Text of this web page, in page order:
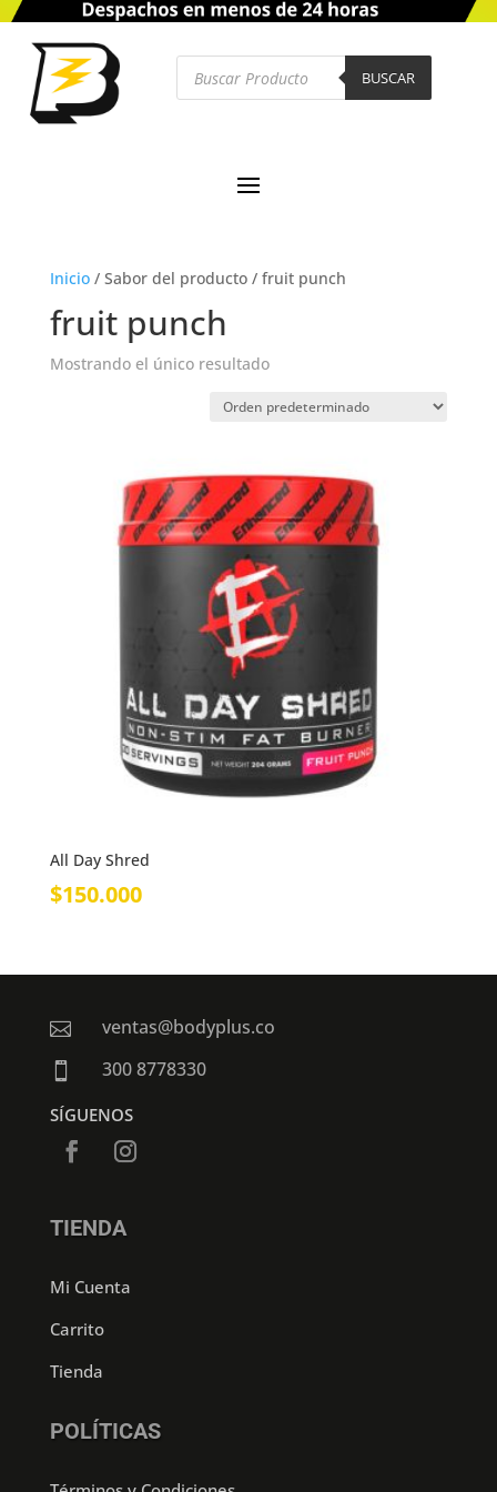
Búsqueda
productos
BUSCAR
Inicio/ Sabor del producto/ fruit punch
fruit punch
Mostrando el único resultado
All Day Shred
$150.000
 ventas@bodyplus.co
 300 8778330
SÍGUENOS
TIENDA
Mi Cuenta
Carrito
Tienda
POLÍTICAS